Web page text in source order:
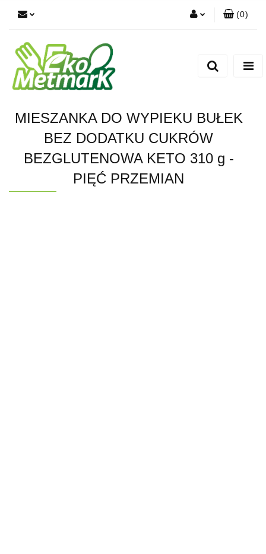
(0)
MIESZANKA DO WYPIEKU BUŁEK
BEZ DODATKU CUKRÓW
BEZGLUTENOWA KETO 310 g -
PIĘĆ PRZEMIAN